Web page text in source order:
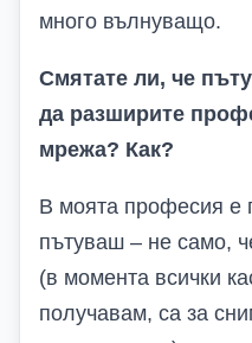
много вълнуващо.
Смятате ли, че
да разширите
мрежа? Как?
В моята професия е
пътуваш – не само,
(в момента всички
получавам, са за